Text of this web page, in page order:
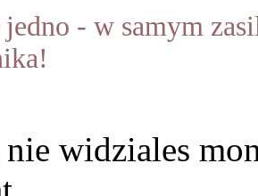
jedno - w samym
widziales